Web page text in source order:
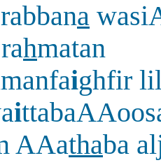
a
hmatan
ighfir
i
AAathaba